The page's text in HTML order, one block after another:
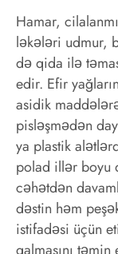
Hamar,
ləkələri udmur,
də qida ilə
edir. Efir
asidik
pisləşmədən
ya plastik
polad illər boyu
cəhətdən
dəstin həm
istifadəsi üçün